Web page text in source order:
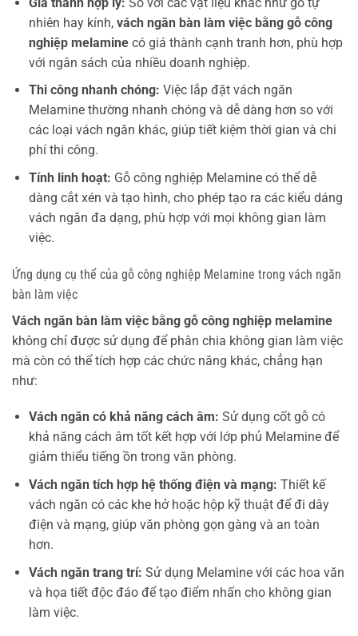
nhiên hay kính, vách ngăn bàn làm việc bằng gỗ công
nghiệp melaminecó giá thành cạnh tranh hơn, phù hợp
với ngân sách của nhiều doanh nghiệp.
Thi công nhanh chóng: Việc lắp đặt vách ngăn
Melamine thường nhanh chóng và dễ dàng hơn so với
các loại vách ngăn khác, giúp tiết kiệm thời gian và chi
phí thi công.
Tính linh hoạt: Gỗ công nghiệp Melamine có thể dễ
dàng cắt xén và tạo hình, cho phép tạo ra các kiểu dáng
vách ngăn đa dạng, phù hợp với mọi không gian làm
việc.
Ứng dụng cụ thể của gỗ công nghiệp Melamine trong vách ngăn
bàn làm việc
Vách ngăn bàn làm việc bằng gỗ công nghiệp melamine
không chỉ được sử dụng để phân chia không gian làm việc
mà còn có thể tích hợp các chức năng khác, chẳng hạn
như:
Vách ngăn có khả năng cách âm: Sử dụng cốt gỗ có
khả năng cách âm tốt kết hợp với lớp phủ Melamine để
giảm thiểu tiếng ồn trong văn phòng.
Vách ngăn tích hợp hệ thống điện và mạng: Thiết kế
vách ngăn có các khe hở hoặc hộp kỹ thuật để đi dây
điện và mạng, giúp văn phòng gọn gàng và an toàn
hơn.
Vách ngăn trang trí: Sử dụng Melamine với các hoa văn
và họa tiết độc đáo để tạo điểm nhấn cho không gian
làm việc.